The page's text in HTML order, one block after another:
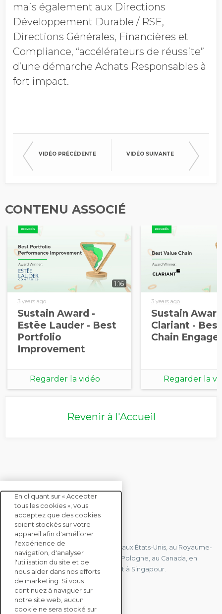
mais également aux Directions
Développement Durable / RSE,
Directions Générales, Financières et
Compliance, “accélérateurs de réussite”
d’une démarche Achats Responsables à
fort impact.
VIDÉO PRÉCÉDENTE VIDÉO SUIVANTE
CONTENU ASSOCIÉ
1:16
3 years ago
Sustain Award -
Estēe Lauder - Best
Portfolio
Improvement
Regarder la vidéo
3 years ago
Sustain
Clariant -
Chain
Regarder la
Revenir à l'Accueil
CONTACTEZ-NOUS
Nous avons des bureaux en France, aux États-Unis, au Royaume-
Uni, à Hong Kong, à l'île Maurice, en Pologne, au Canada, en
Allemagne, au Japon, en Espagne et à Singapour.
CONTACTEZ-NOUS
En cliquant sur « Accepter
tous les cookies », vous
acceptez que des cookies
soient stockés sur votre
appareil afin d'améliorer
l'expérience de
navigation, d'analyser
l'utilisation du site et de
nous aider dans nos efforts
de marketing. Si vous
continuez à naviguer sur
notre site web, aucun
cookie ne sera stocké sur